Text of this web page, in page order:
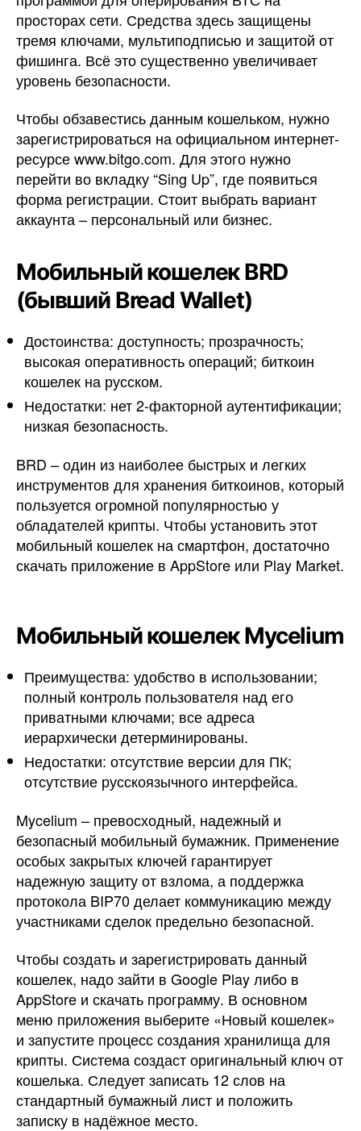
просторах сети. Средства здесь защищены
тремя ключами, мультиподписью и защитой от
фишинга. Всё это существенно увеличивает
уровень безопасности.
Чтобы обзавестись данным кошельком, нужно
зарегистрироваться на официальном интернет-
ресурсе www.bitgo.com. Для этого нужно
перейти во вкладку “Sing Up”, где появиться
форма регистрации. Стоит выбрать вариант
аккаунта – персональный или бизнес.
Мобильный кошелек BRD
(бывший Bread Wallet)
Достоинства: доступность; прозрачность;
высокая оперативность операций; биткоин
кошелек на русском.
Недостатки: нет 2-факторной аутентификации;
низкая безопасность.
BRD – один из наиболее быстрых и легких
инструментов для хранения биткоинов, который
пользуется огромной популярностью у
обладателей крипты. Чтобы установить этот
мобильный кошелек на смартфон, достаточно
скачать приложение в AppStore или Play Market.
Мобильный кошелек Mycelium
Преимущества: удобство в использовании;
полный контроль пользователя над его
приватными ключами; все адреса
иерархически детерминированы.
Недостатки: отсутствие версии для ПК;
отсутствие русскоязычного интерфейса.
Mycelium – превосходный, надежный и
безопасный мобильный бумажник. Применение
особых закрытых ключей гарантирует
надежную защиту от взлома, а поддержка
протокола BIP70 делает коммуникацию между
участниками сделок предельно безопасной.
Чтобы создать и зарегистрировать данный
кошелек, надо зайти в Google Play либо в
AppStore и скачать программу. В основном
меню приложения выберите «Новый кошелек»
и запустите процесс создания хранилища для
крипты. Система создаст оригинальный ключ от
кошелька. Следует записать 12 слов на
стандартный бумажный лист и положить
записку в надёжное место.